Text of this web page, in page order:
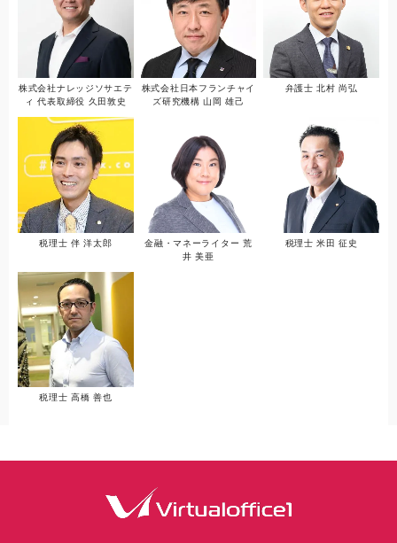
株式会社ナレッジソサエテ
ィ 代表取締役 久田敦史
株式会社日本フランチャイ
ズ研究機構 山岡 雄己
弁護士 北村 尚弘
税理士 伴 洋太郎
金融・マネーライター 荒
井 美亜
税理士 米田 征史
税理士 高橋 善也